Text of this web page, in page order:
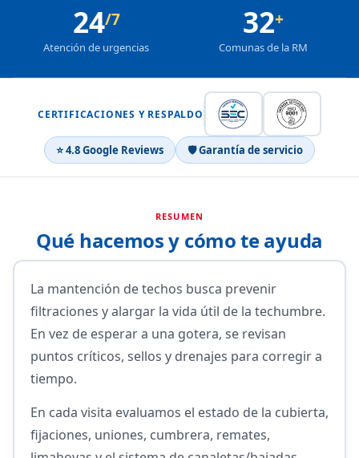
24/7
Atención de urgencias
32+
Comunas de la RM
CERTIFICACIONES Y RESPALDO
⭐ 4.8 Google Reviews 🛡 Garantía de servicio
RESUMEN
Qué hacemos y cómo te ayuda
La mantención de techos busca prevenir
filtraciones y alargar la vida útil de la techumbre.
En vez de esperar a una gotera, se revisan
puntos críticos, sellos y drenajes para corregir a
tiempo.
En cada visita evaluamos el estado de la cubierta,
fijaciones, uniones, cumbrera, remates,